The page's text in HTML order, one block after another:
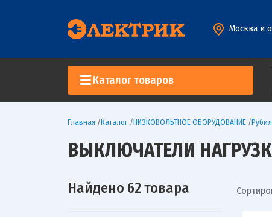
Москва и
Каталог товаров
Главная /Каталог /НИЗКОВОЛЬТНОЕ ОБОРУДОВАНИЕ /
ВЫКЛЮЧАТЕЛИ
Найдено 62 товара